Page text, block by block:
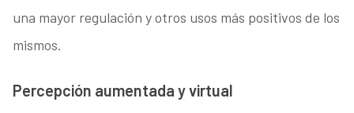
una mayor regulación y otros usos más positivos de los
mismos.
Percepción aumentada y virtual